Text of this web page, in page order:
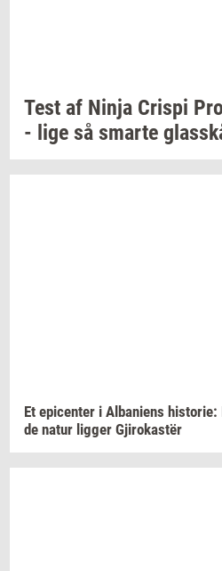
Test af Ninja Cri­spi
- lige så smar­te
Et epi­cen­ter i Al­ba­ni­ens hi­sto­rie:
de natur lig­ger Gjirokastër